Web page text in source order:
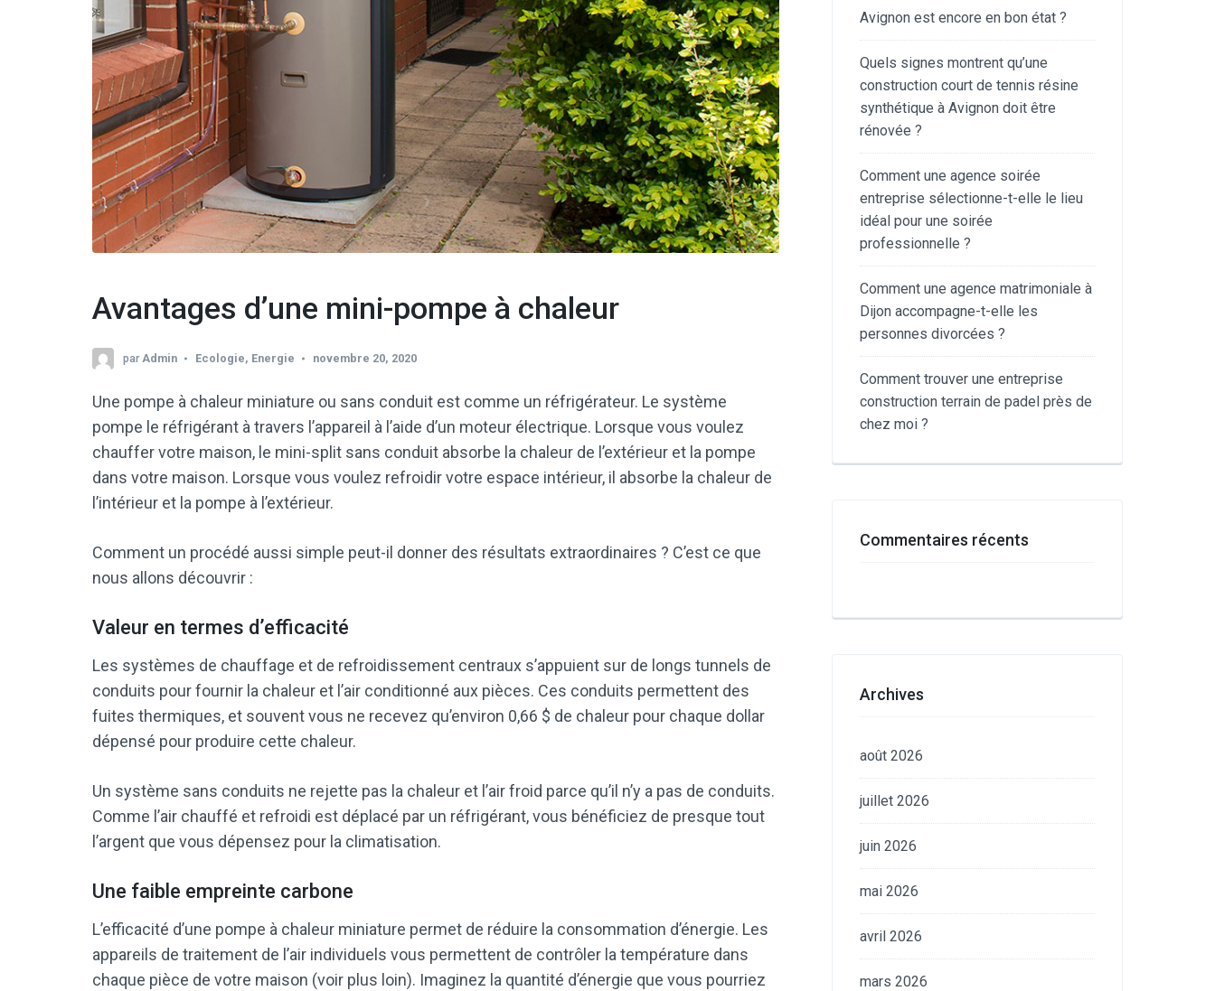
Avantages d’une mini-pompe à chaleur
par Admin Ecologie, Energie novembre 20, 2020
Une pompe à chaleur miniature ou sans conduit est comme un réfrigérateur. Le système
pompe le réfrigérant à travers l’appareil à l’aide d’un moteur électrique. Lorsque vous voulez
chauffer votre maison, le mini-split sans conduit absorbe la chaleur de l’extérieur et la pompe
dans votre maison. Lorsque vous voulez refroidir votre espace intérieur, il absorbe la chaleur de
l’intérieur et la pompe à l’extérieur.
Comment un procédé aussi simple peut-il donner des résultats extraordinaires ? C’est ce que
nous allons découvrir :
Valeur en termes d’efficacité
Les systèmes de chauffage et de refroidissement centraux s’appuient sur de longs tunnels de
conduits pour fournir la chaleur et l’air conditionné aux pièces. Ces conduits permettent des
fuites thermiques, et souvent vous ne recevez qu’environ 0,66 $ de chaleur pour chaque dollar
dépensé pour produire cette chaleur.
Un système sans conduits ne rejette pas la chaleur et l’air froid parce qu’il n’y a pas de conduits.
Comme l’air chauffé et refroidi est déplacé par un réfrigérant, vous bénéficiez de presque tout
l’argent que vous dépensez pour la climatisation.
Une faible empreinte carbone
L’efficacité d’une pompe à chaleur miniature permet de réduire la consommation d’énergie. Les
appareils de traitement de l’air individuels vous permettent de contrôler la température dans
chaque pièce de votre maison (voir plus loin). Imaginez la quantité d’énergie que vous pourriez
Avignon est encore en bon état ?
Quels signes montrent qu’une
construction court de tennis résine
synthétique à Avignon doit être
rénovée ?
Comment une agence soirée
entreprise sélectionne-t-elle le lieu
idéal pour une soirée
professionnelle ?
Comment une agence matrimoniale à
Dijon accompagne-t-elle les
personnes divorcées ?
Comment trouver une entreprise
construction terrain de padel près de
chez moi ?
Commentaires récents
Archives
août 2026
juillet 2026
juin 2026
mai 2026
avril 2026
mars 2026